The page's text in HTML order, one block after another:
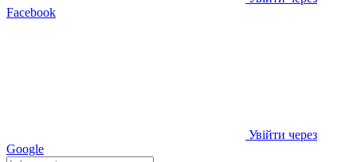
Facebook
Увійти через
Google